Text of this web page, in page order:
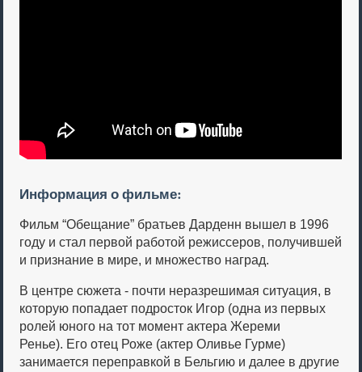
Информация о фильме:
Фильм “Обещание” братьев Дарденн вышел в 1996
году и стал первой работой режиссеров, получившей
и признание в мире, и множество наград.
В центре сюжета - почти неразрешимая ситуация, в
которую попадает подросток Игор (одна из первых
ролей юного на тот момент актера Жереми
Ренье). Его отец Роже (актер Оливье Гурме)
занимается переправкой в Бельгию и далее в другие